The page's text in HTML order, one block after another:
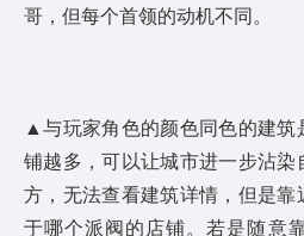
哥，但每个首领的动机不同。
▲与玩家角色的颜色同色的建筑
铺越多，可以让城市进一步沾
方，无法查看建筑详情，但是
于哪个派阀的店铺。若是随意